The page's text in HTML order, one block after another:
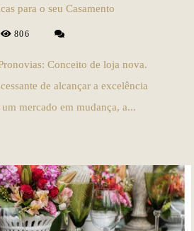
para o seu Casamento
806
Conceito de loja nova.
de alcançar a excelência
um mercado em mudança, a...